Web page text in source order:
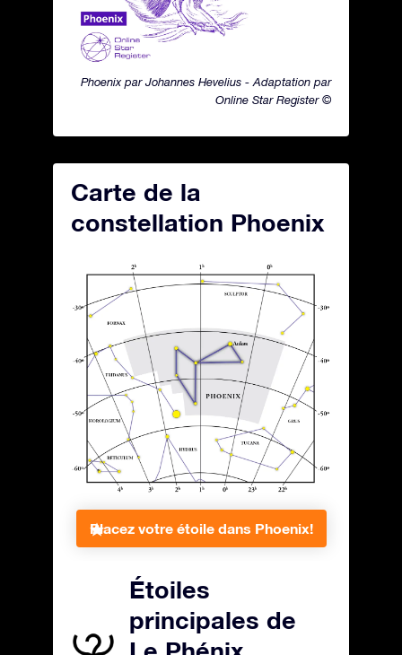
Phoenix par Johannes Hevelius - Adaptation par
Online Star Register ©
Carte de la
constellation Phoenix
Placez votre étoile dans Phoenix!
Étoiles
principales de